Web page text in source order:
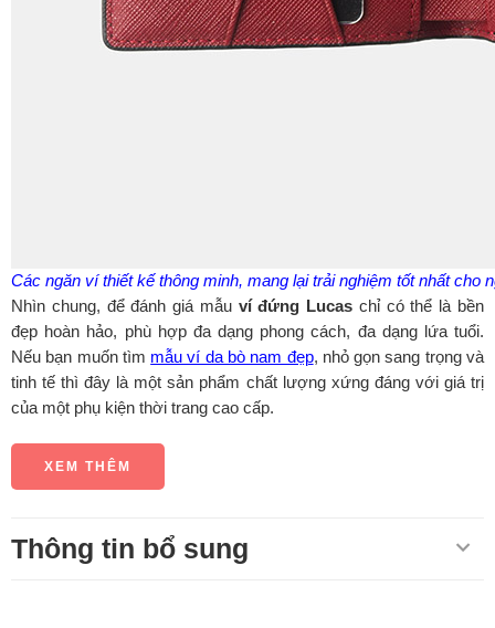
Các ngăn ví thiết kế thông minh, mang lại trải nghiệm tốt nhất cho
Nhìn chung, để đánh giá mẫu ví đứng Lucas chỉ có thể là bền
đẹp hoàn hảo, phù hợp đa dạng phong cách, đa dạng lứa tuổi.
Nếu bạn muốn tìm mẫu ví da bò nam đẹp, nhỏ gọn sang trọng và
tinh tế thì đây là một sản phẩm chất lượng xứng đáng với giá trị
của một phụ kiện thời trang cao cấp.
XEM THÊM
Thông tin bổ sung